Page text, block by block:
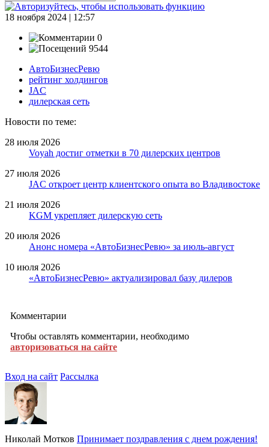
18 ноября 2024 | 12:57
0
9544
АвтоБизнесРевю
рейтинг холдингов
JAC
дилерская сеть
Новости по теме:
28 июля 2026
Voyah достиг отметки в 70 дилерских центров
27 июля 2026
JAC откроет центр клиентского опыта во Владивостоке
21 июля 2026
KGM укрепляет дилерскую сеть
20 июля 2026
Анонс номера «АвтоБизнесРевю» за июль-август
10 июля 2026
«АвтоБизнесРевю» актуализировал базу дилеров
Комментарии
Чтобы оставлять комментарии, необходимо
авторизоваться на сайте
Вход на сайт Рассылка
Николай Мотков Принимает поздравления с днем рождения!